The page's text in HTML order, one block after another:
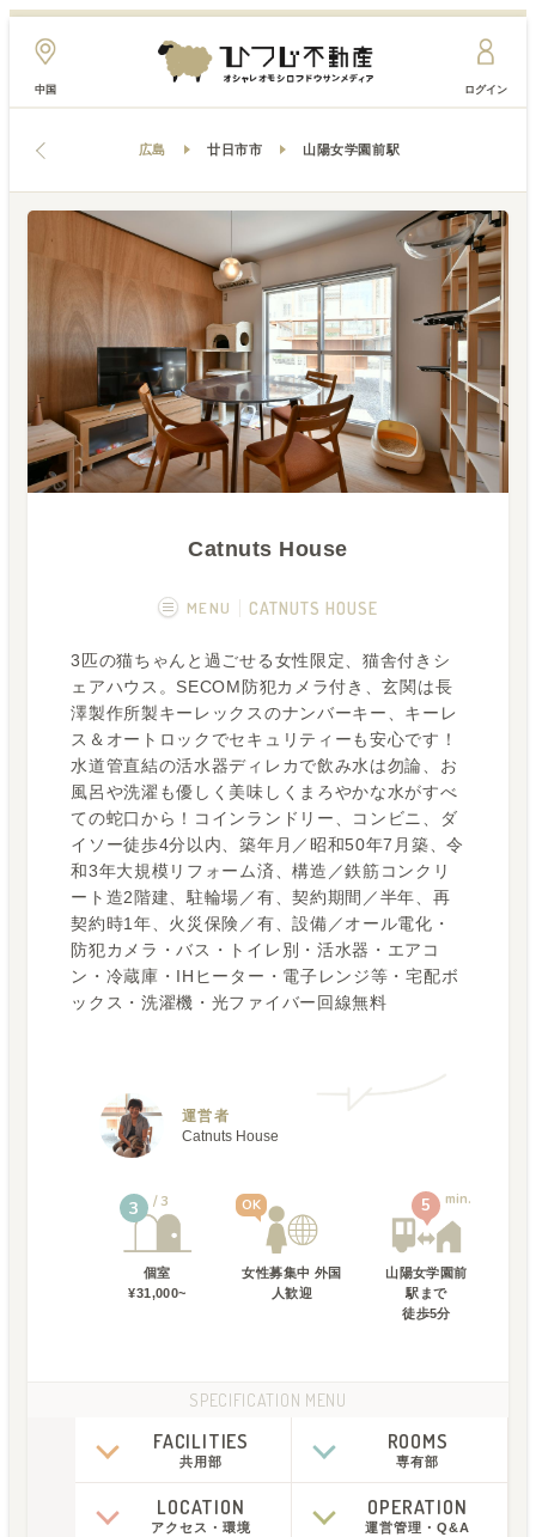
中国 ログイン
広島 廿日市市 山陽女学園前駅
Catnuts House
MENU CATNUTS HOUSE
概要 画像一覧
空室状況 運営者
Q&A
3匹の猫ちゃんと過ごせる女性限定、猫舎付きシ
ェアハウス。SECOM防犯カメラ付き、玄関は長
澤製作所製キーレックスのナンバーキー、キーレ
ス＆オートロックでセキュリティーも安心です！
水道管直結の活水器ディレカで飲み水は勿論、お
風呂や洗濯も優しく美味しくまろやかな水がすべ
ての蛇口から！コインランドリー、コンビニ、ダ
イソー徒歩4分以内、築年月／昭和50年7月築、令
和3年大規模リフォーム済、構造／鉄筋コンクリ
ート造2階建、駐輪場／有、契約期間／半年、再
契約時1年、火災保険／有、設備／オール電化・
防犯カメラ・バス・トイレ別・活水器・エアコ
ン・冷蔵庫・IHヒーター・電子レンジ等・宅配ボ
ックス・洗濯機・光ファイバー回線無料
3 3
個室
¥31,000~
OK
女性募集中 外国
人歓迎
5 min.
山陽女学園前
駅 まで
徒歩5分
運営者
Catnuts House
SPECIFICATION MENU
FACILITIES
共用部
ROOMS
専有部
LOCATION
アクセス ・環境
OPERATION
運営管理 ・Q&A